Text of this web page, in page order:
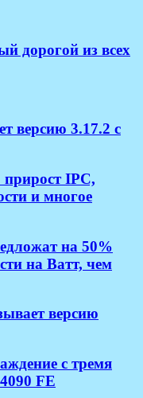
дорогой из всех
версию 3.17.2 с
прирост IPC,
и многое
на 50%
на Ватт, чем
версию
с тремя
FE